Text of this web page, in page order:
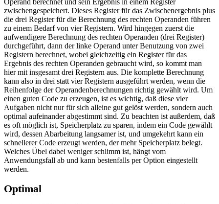
zwischengespeichert. Dieses Register für das Zwischenergebnis plus
die drei Register für die Berechnung des rechten Operanden führen
zu einem Bedarf von vier Registern. Wird hingegen zuerst die
aufwendigere Berechnung des rechten Operanden (drei Register)
durchgeführt, dann der linke Operand unter Benutzung von zwei
Registern berechnet, wobei gleichzeitig ein Register für das
Ergebnis des rechten Operanden gebraucht wird, so kommt man
hier mit insgesamt drei Registern aus. Die komplette Berechnung
kann also in drei statt vier Registern ausgeführt werden, wenn die
Reihenfolge der Operandenberechnungen richtig gewählt wird. Um
einen guten Code zu erzeugen, ist es wichtig, daß diese vier
Aufgaben nicht nur für sich alleine gut gelöst werden, sondern auch
optimal aufeinander abgestimmt sind. Zu beachten ist außerdem, daß
es oft möglich ist, Speicherplatz zu sparen, indem ein Code gewählt
wird, dessen Abarbeitung langsamer ist, und umgekehrt kann ein
schnellerer Code erzeugt werden, der mehr Speicherplatz belegt.
Welches Übel dabei weniger schlimm ist, hängt vom
Anwendungsfall ab und kann bestenfalls per Option eingestellt
werden.
Optimal